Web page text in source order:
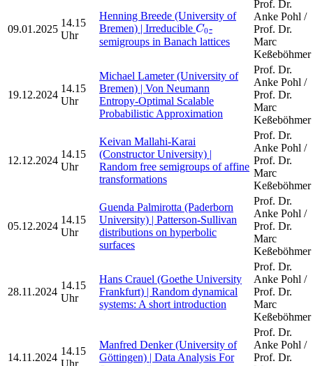
09.01.2025
14.15
Uhr
Henning Breede (University of
Bremen) | Irreducible C0
C0-
semigroups in Banach lattices
Prof. Dr.
Anke Pohl /
Prof. Dr.
Marc
Keßeböhmer
19.12.2024
14.15
Uhr
Michael Lameter (University of
Bremen) | Von Neumann
Entropy-Optimal Scalable
Probabilistic Approximation
Prof. Dr.
Anke Pohl /
Prof. Dr.
Marc
Keßeböhmer
12.12.2024
14.15
Uhr
Keivan Mallahi-Karai
(Constructor University) |
Random free semigroups of affine
transformations
Prof. Dr.
Anke Pohl /
Prof. Dr.
Marc
Keßeböhmer
05.12.2024
14.15
Uhr
Guenda Palmirotta (Paderborn
University) | Patterson-Sullivan
distributions on hyperbolic
surfaces
Prof. Dr.
Anke Pohl /
Prof. Dr.
Marc
Keßeböhmer
28.11.2024
14.15
Uhr
Hans Crauel (Goethe University
Frankfurt) | Random dynamical
systems: A short introduction
Prof. Dr.
Anke Pohl /
Prof. Dr.
Marc
Keßeböhmer
14.11.2024
14.15
Uhr
Manfred Denker (University of
Göttingen) | Data Analysis For
Prof. Dr.
Anke Pohl /
Prof. Dr.